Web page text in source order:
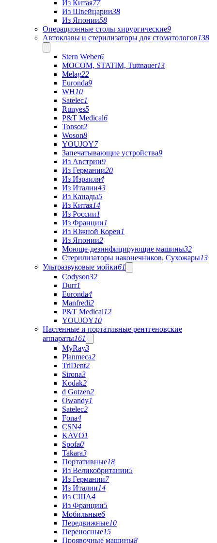
Из Китая77
Из Швейцарии38
Из Японии58
Операционные столы хирургические9
Автоклавы и стерилизаторы для стоматологов138
Stern Weber6
MOCOM, STATIM, Tuttnauer13
Melag22
Euronda9
WH10
Satelec1
Runyes5
P&T Medical6
Tonsor2
Woson8
YOUJOY7
Запечатывающие устройства9
Из Австрии9
Из Германии20
Из Израиля4
Из Италии43
Из Канады5
Из Китая14
Из России1
Из Франции1
Из Южной Кореи1
Из Японии2
Моюще-дезинфицирующие машины32
Стерилизаторы наконечников, Сухожары13
Ультразвуковые мойки61
Codyson32
Durr1
Euronda4
Manfredi2
P&T Medical12
YOUJOY10
Настенные и портативные рентгеновские
аппараты161
MyRay3
Planmeca2
TriDent2
Sirona3
Kodak2
d Gotzen2
Owandy1
Satelec2
Fona4
CSN4
KAVO1
Spofa0
Takara3
Портативные18
Из Великобритании5
Из Германии7
Из Италии14
Из США4
Из Франции5
Мобильные6
Передвижные10
Переносные15
Проявочные машины8